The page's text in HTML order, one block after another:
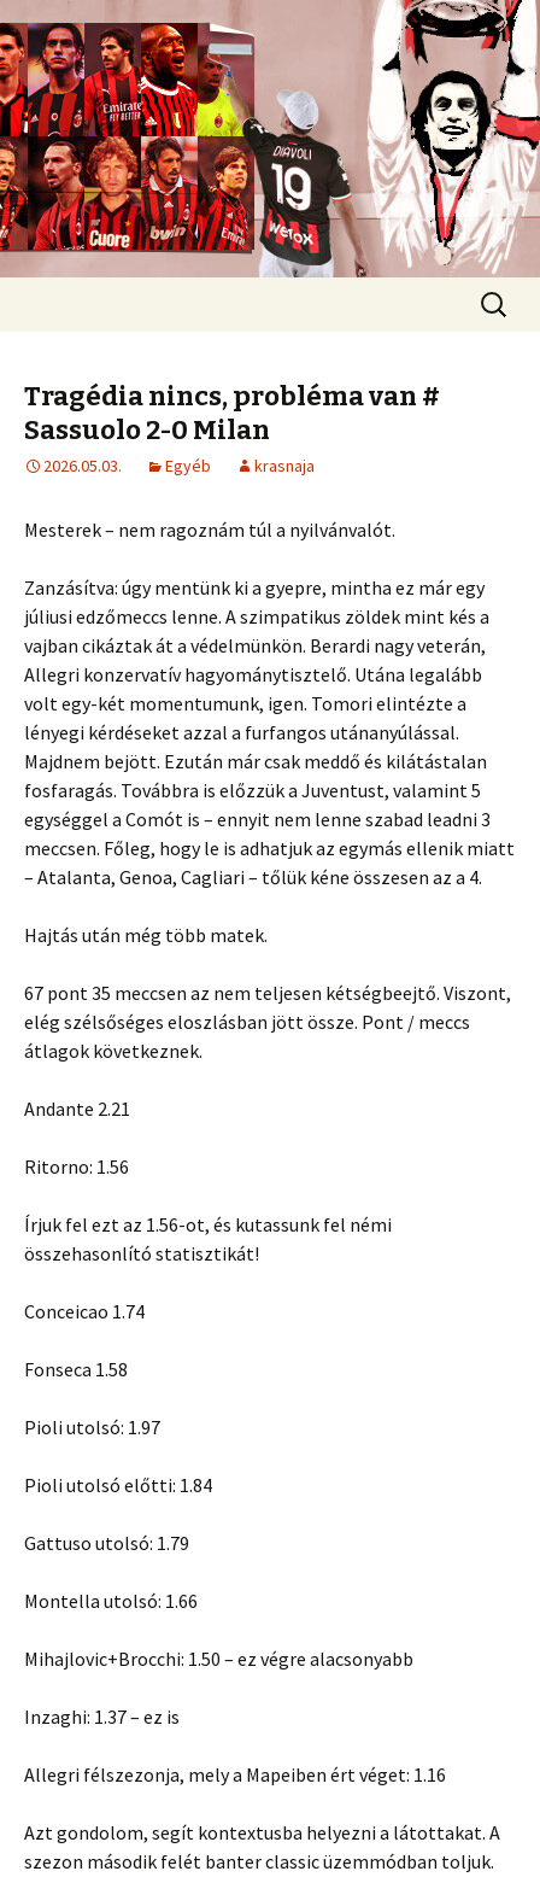
diavoli
Romokban heverő blog egy romokban
heverő csapatról.
Tragédia nincs, probléma van #
Sassuolo 2-0 Milan
2026.05.03. Egyéb krasnaja
Mesterek – nem ragoznám túl a nyilvánvalót.
Zanzásítva: úgy mentünk ki a gyepre, mintha ez már egy
júliusi edzőmeccs lenne. A szimpatikus zöldek mint kés a
vajban cikáztak át a védelmünkön. Berardi nagy veterán,
Allegri konzervatív hagyománytisztelő. Utána legalább
volt egy-két momentumunk, igen. Tomori elintézte a
lényegi kérdéseket azzal a furfangos utánanyúlással.
Majdnem bejött. Ezután már csak meddő és kilátástalan
fosfaragás. Továbbra is előzzük a Juventust, valamint 5
egységgel a Comót is – ennyit nem lenne szabad leadni 3
meccsen. Főleg, hogy le is adhatjuk az egymás ellenik miatt
– Atalanta, Genoa, Cagliari – tőlük kéne összesen az a 4.
Hajtás után még több matek.
67 pont 35 meccsen az nem teljesen kétségbeejtő. Viszont,
elég szélsőséges eloszlásban jött össze. Pont / meccs
átlagok következnek.
Andante 2.21
Ritorno: 1.56
Írjuk fel ezt az 1.56-ot, és kutassunk fel némi
összehasonlító statisztikát!
Conceicao 1.74
Fonseca 1.58
Pioli utolsó: 1.97
Pioli utolsó előtti: 1.84
Gattuso utolsó: 1.79
Montella utolsó: 1.66
Mihajlovic+Brocchi: 1.50 – ez végre alacsonyabb
Inzaghi: 1.37 – ez is
Allegri félszezonja, mely a Mapeiben ért véget: 1.16
Azt gondolom, segít kontextusba helyezni a látottakat. A
szezon második felét banter classic üzemmódban toljuk.